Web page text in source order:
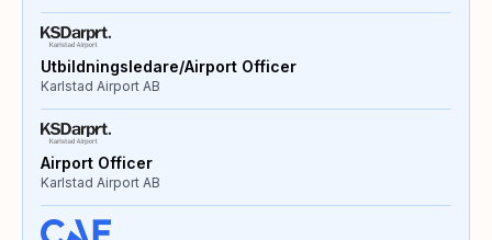
Utbildningsledare/Airport Officer
Karlstad Airport AB
Airport Officer
Karlstad Airport AB